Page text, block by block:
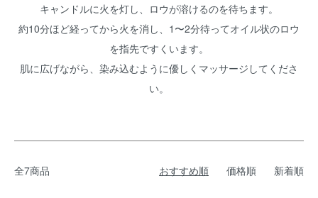
キャンドルに火を灯し、ロウが溶けるのを待ちます。
約10分ほど経ってから火を消し、1〜2分待ってオイル状のロウ
を指先ですくいます。
肌に広げながら、染み込むように優しくマッサージしてくださ
い。
全7商品 おすすめ順 価格順 新着順